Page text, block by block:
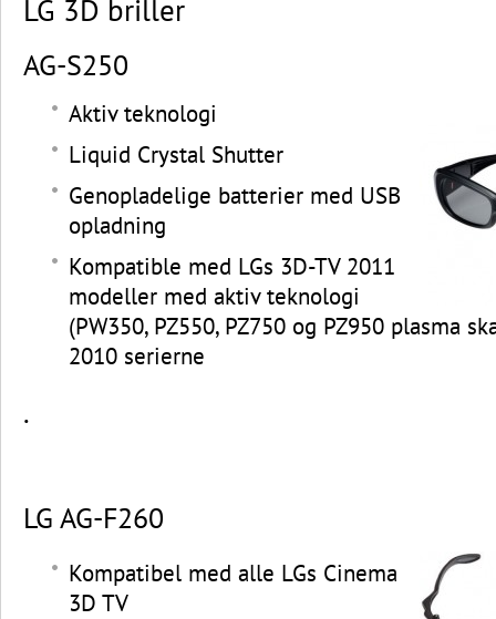
LG 3D briller
AG-S250
Aktiv teknologi
Liquid Crystal Shutter
Genopladelige batterier med USB
opladning
Kompatible med LGs 3D-TV 2011
modeller med aktiv teknologi
(PW350, PZ550, PZ750 og PZ950 plasma
2010 serierne
.
LG AG-F260
Kompatibel med alle LGs Cinema
3D TV